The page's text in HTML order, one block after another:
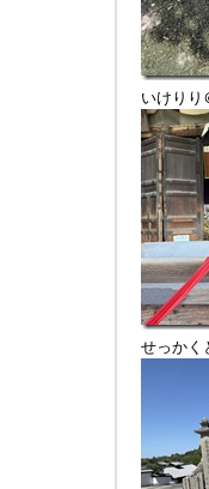
いけりり
せっかく